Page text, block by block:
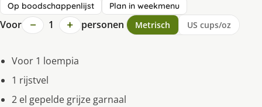
Op boodschappenlijst Plan in weekmenu
Voor − 1 + personen Metrisch US cups/oz
Voor 1 loempia
1 rijstvel
2 el gepelde grijze garnaal